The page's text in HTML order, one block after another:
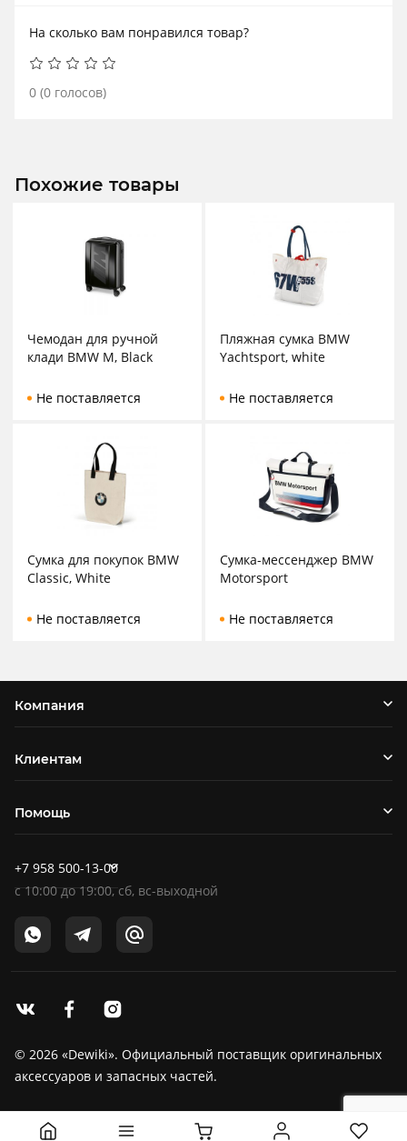
На сколько вам понравился товар?
0 (0 голосов)
Похожие товары
Чемодан для ручной
клади BMW M, Black
Не поставляется
Пляжная сумка BMW
Yachtsport, white
Не поставляется
Сумка для покупок BMW
Classic, White
Не поставляется
Сумка-мессенджер BMW
Motorsport
Не поставляется
Компания
Клиентам
Помощь
+7 958 500-13-00
c10:00до19:00, сб, вс-выходной
© 2026 «Dewiki». Официальный поставщик оригинальных
аксессуаров и запасных частей.